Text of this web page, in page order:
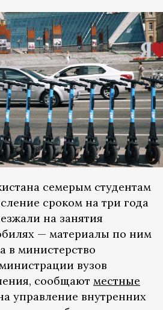
семерым студентам
сроком на три года
на занятия
— материалы по ним
в министерство
вузов
сообщают местные
управление внутренних